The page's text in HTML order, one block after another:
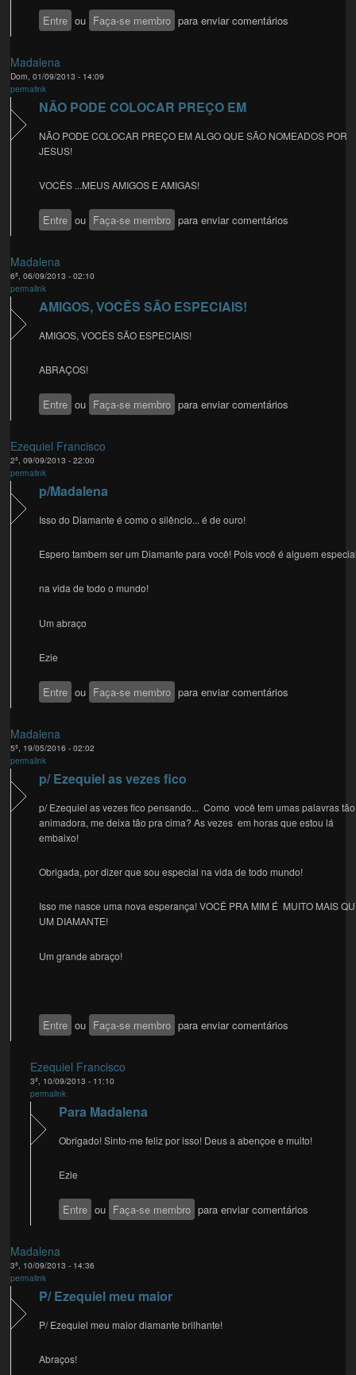
Entre ou Faça-se membro para enviar comentários
Madalena
Dom, 01/09/2013 - 14:09
permalink
NÃO PODE COLOCAR PREÇO EM
NÃO PODE COLOCAR PREÇO EM ALGO QUE SÃO NOMEADOS POR
JESUS!
VOCÊS ...MEUS AMIGOS E AMIGAS!
Entre ou Faça-se membro para enviar comentários
Madalena
6ª, 06/09/2013 - 02:10
permalink
AMIGOS, VOCÊS SÃO ESPECIAIS!
AMIGOS, VOCÊS SÃO ESPECIAIS!
ABRAÇOS!
Entre ou Faça-se membro para enviar comentários
Ezequiel Francisco
2ª, 09/09/2013 - 22:00
permalink
p/Madalena
Isso do Diamante é como o silêncio... é de ouro!
Espero tambem ser um Diamante para você! Pois você é alguem
na vida de todo o mundo!
Um abraço
Ezie
Entre ou Faça-se membro para enviar comentários
Madalena
5ª, 19/05/2016 - 02:02
permalink
p/ Ezequiel as vezes fico
p/ Ezequiel as vezes fico pensando... Como você tem umas palavras tão
animadora, me deixa tão pra cima? As vezes em horas que estou lá
embaixo!
Obrigada, por dizer que sou especial na vida de todo mundo!
Isso me nasce uma nova esperança! VOCÊ PRA MIM É MUITO MAIS
UM DIAMANTE!
Um grande abraço!
Entre ou Faça-se membro para enviar comentários
Ezequiel Francisco
3ª, 10/09/2013 - 11:10
permalink
Para Madalena
Obrigado! Sinto-me feliz por isso! Deus a abençoe e muito!
Ezie
Entre ou Faça-se membro para enviar comentários
Madalena
3ª, 10/09/2013 - 14:36
permalink
P/ Ezequiel meu maior
P/ Ezequiel meu maior diamante brilhante!
Abraços!